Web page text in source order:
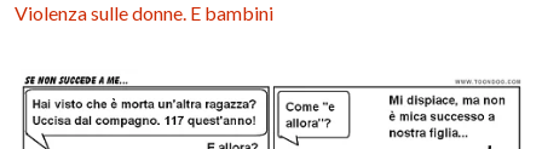
Violenza sulle donne. E bambini